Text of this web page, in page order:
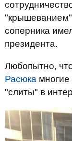
соперника
президента.
Любопытно,
Расюка
"слиты" в